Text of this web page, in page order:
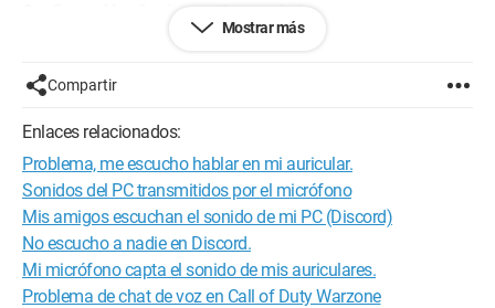
Configuración muy baja..
El respeto es una virtud..
Mostrar más
Compartir
Enlaces relacionados:
Problema, me escucho hablar en mi auricular.
Sonidos del PC transmitidos por el micrófono
Mis amigos escuchan el sonido de mi PC (Discord)
No escucho a nadie en Discord.
Mi micrófono capta el sonido de mis auriculares.
Problema de chat de voz en Call of Duty Warzone